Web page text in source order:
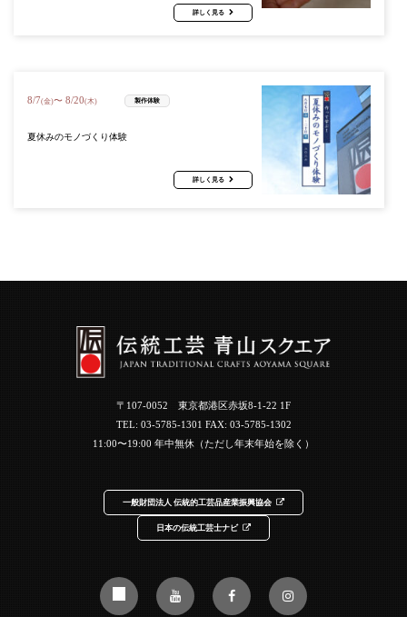
詳しく見る
8/7(金)〜 8/20(木) 製作体験
夏休みのモノづくり体験
詳しく見る
〒107-0052 東京都港区赤坂8-1-22 1F
TEL: 03-5785-1301 FAX: 03-5785-1302
11:00〜19:00 年中無休（ただし年末年始を除く）
一般財団法人 伝統的工芸品産業振興協会
日本の伝統工芸士ナビ